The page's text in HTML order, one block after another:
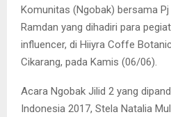
Komunitas (Ngobak) bersama Pj
Ramdan yang dihadiri para
influencer, di Hiiyra Coffe
Cikarang, pada Kamis (06/06).
Acara Ngobak Jilid 2 yang
Indonesia 2017, Stela Natalia